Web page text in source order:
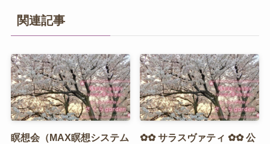
関連記事
瞑想会（MAX瞑想システム
✿✿ サラスヴァティ ✿✿ 公